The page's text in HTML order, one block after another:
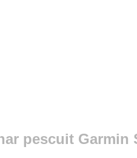
pescuit Garmin